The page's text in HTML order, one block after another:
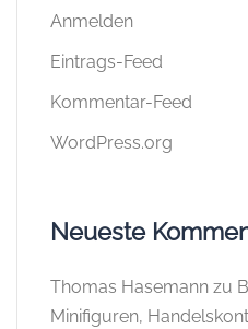
Anmelden
Eintrags-Feed
Kommentar-Feed
WordPress.org
Neueste
Thomas Hasemann zu
Minifiguren,